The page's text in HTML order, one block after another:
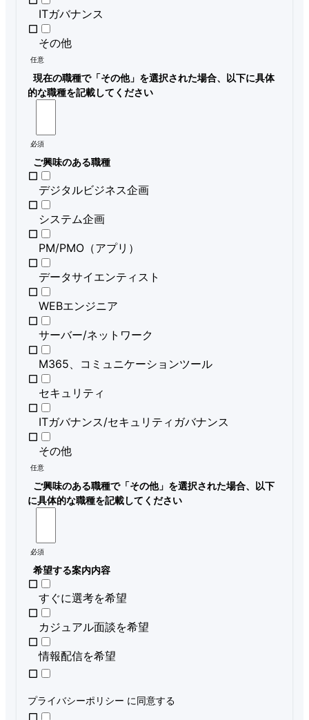
ITガバナンス
その他
任意
現在の職種で「その他」を選択された場合、以下に具体
的な職種を記載してください
必須
ご興味のある職種
デジタルビジネス企画
システム企画
PM/PMO（アプリ）
データサイエンティスト
WEBエンジニア
サーバー/ネットワーク
M365、コミュニケーションツール
セキュリティ
ITガバナンス/セキュリティガバナンス
その他
任意
ご興味のある職種で「その他」を選択された場合、以下
に具体的な職種を記載してください
必須
希望する案内内容
すぐに選考を希望
カジュアル面談を希望
情報配信を希望
プライバシーポリシー に同意する